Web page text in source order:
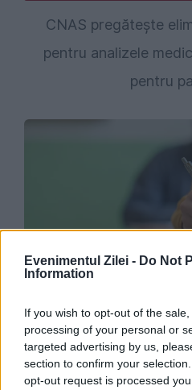
Evenimentul Zilei - Do Not
Information
If you wish to opt-out of the
processing of your personal or
targeted advertising by us,
section to confirm your
opt-out request is processed
CNAS pregătește
pentru analizele
pentru
Anul școlar 2026–2027.
trebuie să le știe